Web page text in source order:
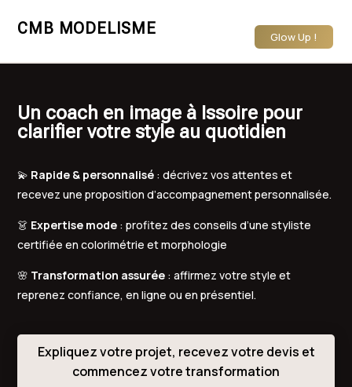
CMB MODELISME Glow Up !
Un coach en image à Issoire pour
clarifier votre style au quotidien
💫 Rapide & personnalisé : décrivez vos attentes et
recevez une proposition d’accompagnement personnalisée.
👗 Expertise mode : profitez des conseils d’une styliste
certifiée en colorimétrie et morphologie
🌸 Transformation assurée : affirmez votre style et
reprenez confiance, en ligne ou en présentiel.
Expliquez votre projet, recevez votre devis et
commencez votre transformation